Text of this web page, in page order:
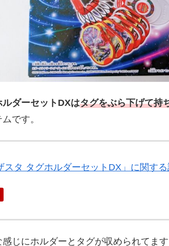
ルダーセットDXはタグをぶら下げて持
です。
スタ タグホルダーセットDX」に関す
じにホルダーとタグが収められてます